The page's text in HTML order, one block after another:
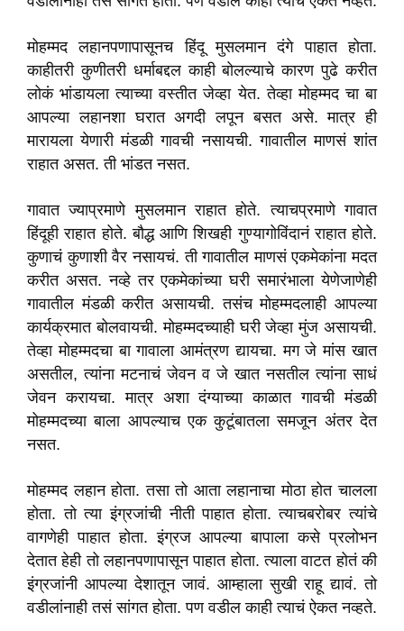
मोहम्मद लहानपणापासूनच हिंदू मुसलमान दंगे पाहात होता.
काहीतरी कुणीतरी धर्माबद्दल काही बोलल्याचे कारण पुढे करीत
लोकं भांडायला त्याच्या वस्तीत जेव्हा येत. तेव्हा मोहम्मद चा बा
आपल्या लहानशा घरात अगदी लपून बसत असे. मात्र ही
मारायला येणारी मंडळी गावची नसायची. गावातील माणसं शांत
राहात असत. ती भांडत नसत.
गावात ज्याप्रमाणे मुसलमान राहात होते. त्याचप्रमाणे गावात
हिंदूही राहात होते. बौद्ध आणि शिखही गुण्यागोविंदानं राहात होते.
कुणाचं कुणाशी वैर नसायचं. ती गावातील माणसं एकमेकांना मदत
करीत असत. नव्हे तर एकमेकांच्या घरी समारंभाला येणेजाणेही
गावातील मंडळी करीत असायची. तसंच मोहम्मदलाही आपल्या
कार्यक्रमात बोलवायची. मोहम्मदच्याही घरी जेव्हा मुंज असायची.
तेव्हा मोहम्मदचा बा गावाला आमंत्रण द्यायचा. मग जे मांस खात
असतील, त्यांना मटनाचं जेवन व जे खात नसतील त्यांना साधं
जेवन करायचा. मात्र अशा दंग्याच्या काळात गावची मंडळी
मोहम्मदच्या बाला आपल्याच एक कुटूंबातला समजून अंतर देत
नसत.
मोहम्मद लहान होता. तसा तो आता लहानाचा मोठा होत चालला
होता. तो त्या इंग्रजांची नीती पाहात होता. त्याचबरोबर त्यांचे
वागणेही पाहात होता. इंग्रज आपल्या बापाला कसे प्रलोभन
देतात हेही तो लहानपणापासून पाहात होता. त्याला वाटत होतं की
इंग्रजांनी आपल्या देशातून जावं. आम्हाला सुखी राहू द्यावं. तो
वडीलांनाही तसं सांगत होता. पण वडील काही त्याचं ऐकत नव्हते.